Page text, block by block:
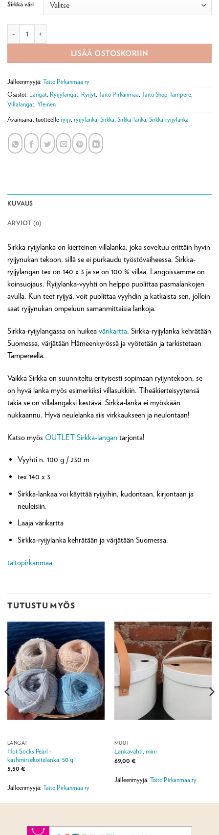
Sirkka väri
LISÄÄ OSTOSKORIIN
Jälleenmyyjä: Taito Pirkanmaa ry
Osastot: Langat, Ryijylangat, Ryijyt, Taito Pirkanmaa, Taito Shop Tampere,
Villalangat, Yleinen
Avainsanat tuotteelle ryijy, ryijylanka, Sirkka, Sirkka-lanka, Sirkka-ryijylanka
KUVAUS
ARVIOT (0)
Sirkka-ryijylanka on kierteinen villalanka, joka soveltuu erittäin hyvin
ryijynukan tekoon, sillä se ei purkaudu työstövaiheessa. Sirkka-
ryijylangan tex on 140 x 3 ja se on 100 % villaa. Langoissamme on
koinsuojaus. Ryijylanka-vyyhti on helppo puolittaa pasmalankojen
avulla. Kun teet ryijyä, voit puolittaa vyyhdin ja katkaista sen, jolloin
saat ryijynukan ompeluun samanmittaisia lankoja.
Sirkka-ryijylangassa on huikea värikartta. Sirkka-ryijylanka kehrätään
Suomessa, värjätään Hämeenkyrössä ja vyötetään ja tarkistetaan
Tampereella.
Vaikka Sirkka on suunniteltu erityisesti sopimaan ryijyntekoon, se
on hyvä lanka myös esimerkiksi villasukkiin. Tiheäkierteisyytensä
takia se on villalangaksi kestävä. Sirkka-lanka ei myöskään
nukkaannu. Hyvä neulelanka siis virkkaukseen ja neulontaan!
Katso myös OUTLET Sirkka-langan tarjonta!
Vyyhti n. 100 g / 230 m
tex 140 x 3
Sirkka-lankaa voi käyttää ryijyihin, kudontaan, kirjontaan ja
neuleisiin.
Laaja värikartta
Sirkka-ryijylanka kehrätään ja värjätään Suomessa.
taitopirkanmaa
TUTUSTU MYÖS
LANGAT
Hot Socks Pearl -
kashmirsekoitelanka, 50 g
5,50 €
Jälleenmyyjä: Taito Pirkanmaa ry
MUUT
Lankavahti, mini
69,00 €
Jälleenmyyjä: Taito Pirkanmaa ry